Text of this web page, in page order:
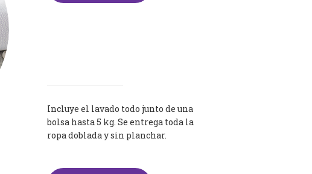
Incluye el lavado todo junto de una
bolsa hasta 5 kg. Se entrega toda la
ropa doblada y sin planchar.